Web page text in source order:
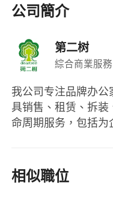
證計劃（TTPS）
（IANG）」、「
簽證資格；
福利：
月薪$15,500起
度奖金；年度奖
心）；
公司簡介
第二树
綜合商業服務
我公司专注品牌办
具销售、租赁、拆
命周期服务，包括为
年北京，现在全国
货仓库，累积为15
相似職位